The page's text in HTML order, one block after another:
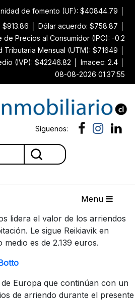
de fomento (UF): $40844.79
Dólar acuerdo: $758.87
de Precios al Consumidor (IPC): -0.2
Tributaria Mensual (UTM): $71649
(IVP): $42246.82
Imacec: 2.4
08-08-2026 01:37:55
Síguenos:
Menu
lidera el valor de los arriendos
Le sigue Reikiavik en
es de 2.139 euros.
Europa que continúan con un
de arriendo durante el presente